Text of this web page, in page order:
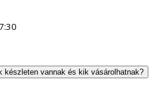
készleten vannak és kik vásárolhatnak?